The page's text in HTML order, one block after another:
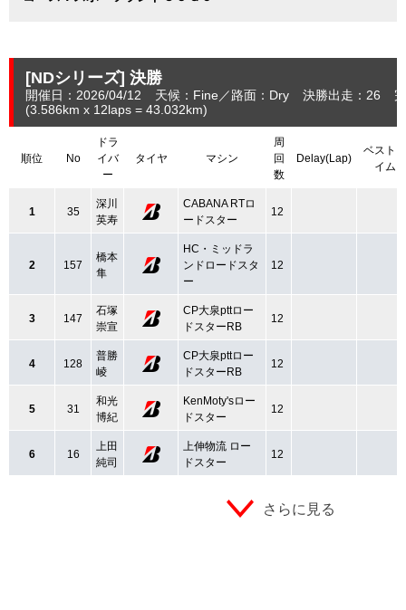
[NDシリーズ] 決勝
開催日：2026/04/12 天候：Fine 路面：Dry 決勝出走：26
(3.586km x 12laps = 43.032km)
順位 No
ドラ
イバ
ー
タイヤ マシン
周
回
数
Delay(Lap)
ベストタ
イム
1 35
深川
英寿
CABANA RTロ
ードスター
12
2 157
橋本
隼
HC・ミッドラ
ンドロードスタ
ー
12
3 147
石塚
崇宣
CP大泉pttロー
ドスターRB
12
4 128
普勝
崚
CP大泉pttロー
ドスターRB
12
5 31
和光
博紀
KenMoty'sロー
ドスター
12
6 16
上田
純司
上伸物流 ロー
ドスター
12
さらに見る